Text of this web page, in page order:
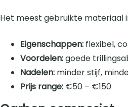
Het meest gebruikte materiaal
Eigenschappen: flexibel,
Voordelen:goede
Nadelen: minder stijf,
Prijs range: €50 – €150